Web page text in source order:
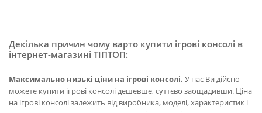
Декілька причин чому варто купити ігрові консолі в
інтернет-магазині ТІПТОП:
Максимально низькі ціни на ігрові консолі. У нас Ви дійсно
можете купити ігрові консолі дешевше, суттєво заощадивши. Ціна
на ігрові консолі залежить від виробника, моделі, характеристик і